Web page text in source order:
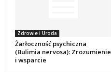
Zdrowie i Uroda
Żarłoczność psychiczna
(Bulimia nervosa): Zrozumienie
i wsparcie